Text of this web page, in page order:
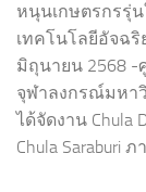
หนุนเกษตรกรรุ่
เทคโนโลยีอัจฉ
มิถุนายน 2568 -
จุฬาลงกรณ์มหา
ได้จัดงาน Chula
Chula Saraburi